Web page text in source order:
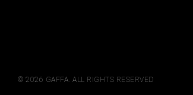
© 2026 GAFFA. ALL RIGHTS RESERVED